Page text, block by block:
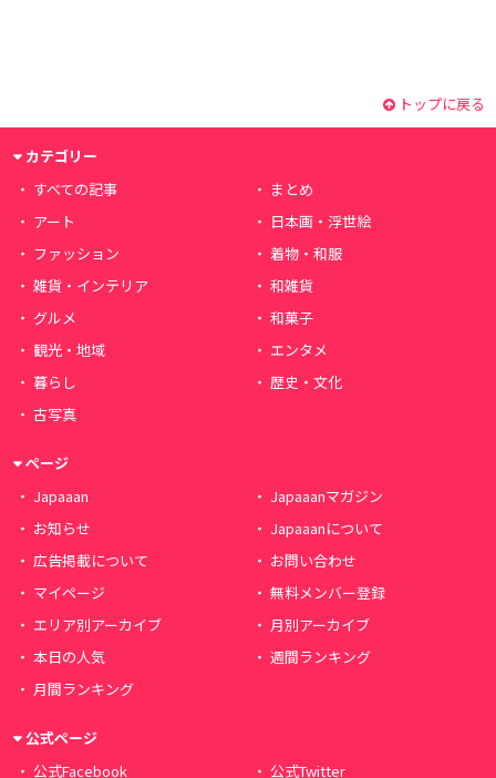
トップに戻る
カテゴリー
すべての記事
まとめ
アート
日本画・浮世絵
ファッション
着物・和服
雑貨・インテリア
和雑貨
グルメ
和菓子
観光・地域
エンタメ
暮らし
歴史・文化
古写真
ページ
Japaaan
Japaaanマガジン
お知らせ
Japaaanについて
広告掲載について
お問い合わせ
マイページ
無料メンバー登録
エリア別アーカイブ
月別アーカイブ
本日の人気
週間ランキング
月間ランキング
公式ページ
公式Facebook
公式Twitter